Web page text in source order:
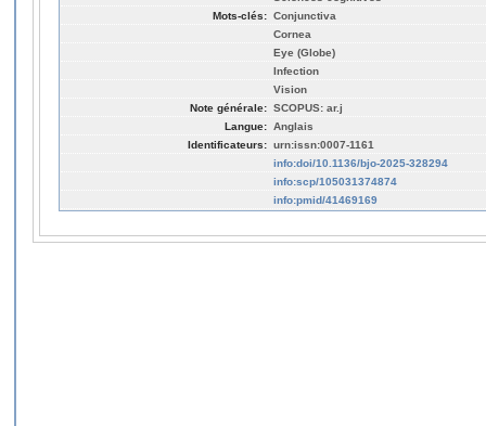
Mots-clés: Conjunctiva
Cornea
Eye (Globe)
Infection
Vision
Note générale: SCOPUS: ar.j
Langue: Anglais
Identificateurs: urn:issn:0007-1161
info:doi/10.1136/bjo-2025-328294
info:scp/105031374874
info:pmid/41469169